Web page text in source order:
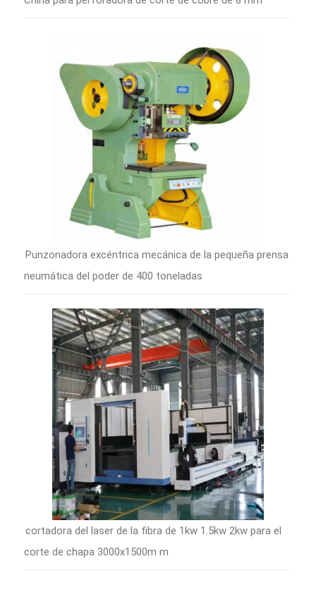
Punzonadora excéntrica mecánica de la pequeña prensa
neumática del poder de 400 toneladas
cortadora del laser de la fibra de 1kw 1.5kw 2kw para el
corte de chapa 3000x1500m m